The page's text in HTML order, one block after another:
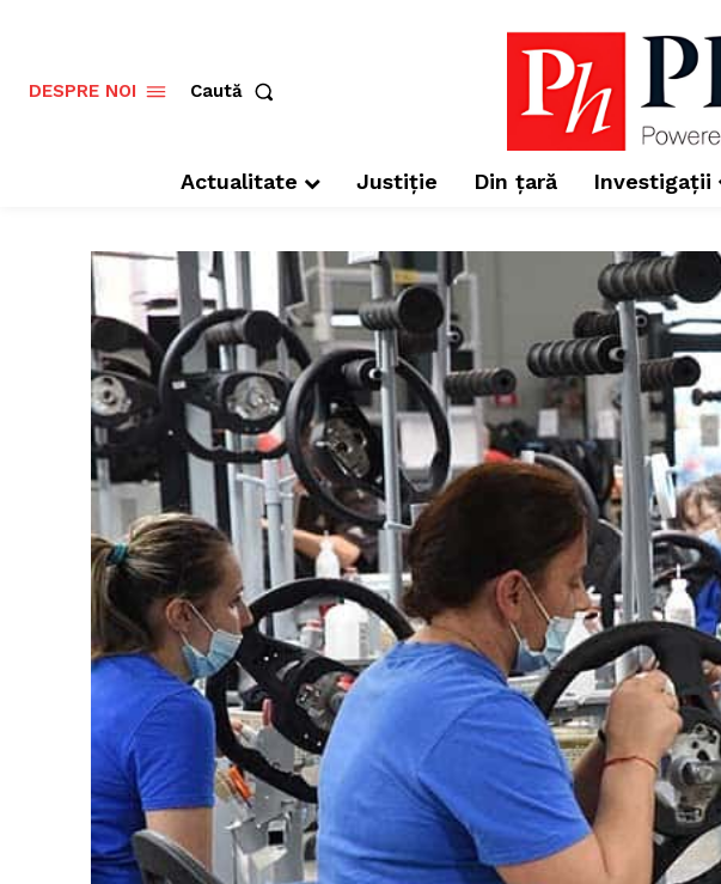
DESPRE NOI Caută
Actualitate Justiție Din țară Investigații